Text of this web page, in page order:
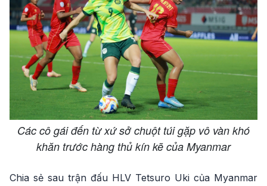
Các cô gái đến từ xứ sở chuột túi gặp vô vàn khó
khăn trước hàng thủ kín kẽ của Myanmar
Chia sẻ sau trận đấu HLV Tetsuro Uki của Myanmar